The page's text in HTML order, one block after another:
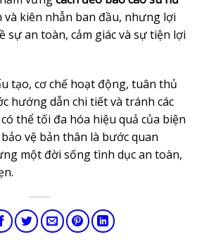
kiên nhẫn ban đầu, nhưng lợi
sự an toàn, cảm giác và sự tiện lợi
tạo, cơ chế hoạt động, tuân thủ
hướng dẫn chi tiết và tránh các
thể tối đa hóa hiệu quả của biện
vệ bản thân là bước quan
một đời sống tình dục an toàn,